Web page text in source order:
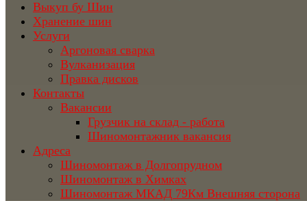
Выкуп бу Шин
Хранение шин
Услуги
Аргоновая сварка
Вулканизация
Правка дисков
Контакты
Вакансии
Грузчик на склад - работа
Шиномонтажник вакансия
Адреса
Шиномонтаж в Долгопрудном
Шиномонтаж в Химках
Шиномонтаж МКАД 79Км Внешняя сторона